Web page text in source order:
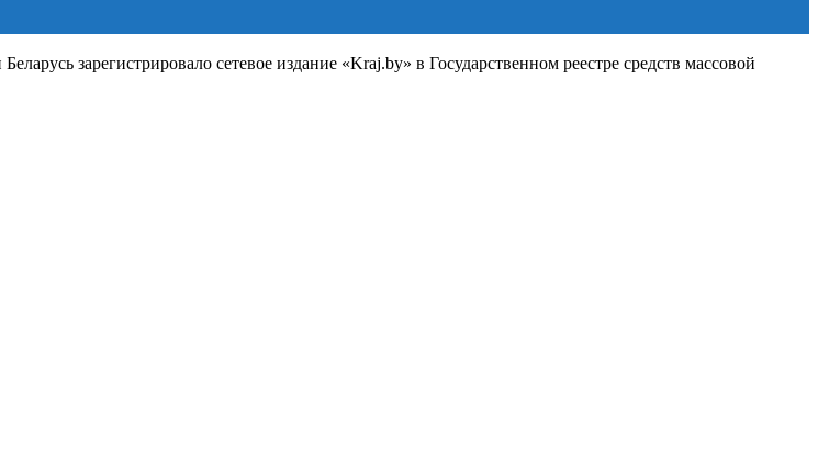
зарегистрировало сетевое издание «Kraj.by» в Государственном реестре средств массовой